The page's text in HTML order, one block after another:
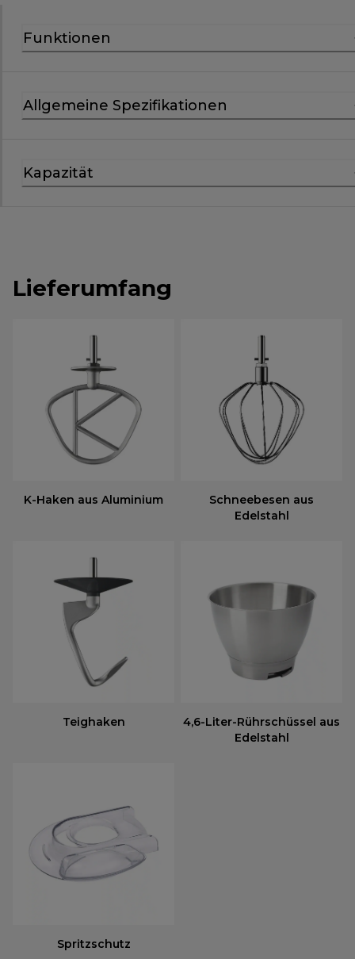
Funktionen
Allgemeine Spezifikationen
Kapazität
Lieferumfang
K-Haken aus Aluminium
Schneebesen aus
Edelstahl
Teighaken
4,6-Liter-Rührschüssel aus
Edelstahl
Spritzschutz